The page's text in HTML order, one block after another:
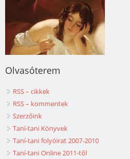
Olvasóterem
RSS – cikkek
RSS – kommentek
Szerzőink
Taní-tani Könyvek
Taní-tani folyóirat 2007-2010
Taní-tani Online 2011-től